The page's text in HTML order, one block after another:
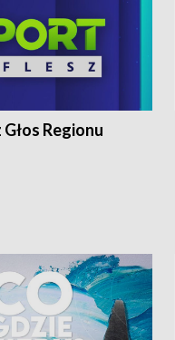
Regionu